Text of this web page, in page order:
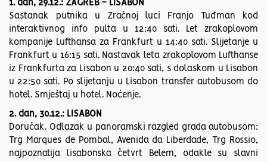
1. dan, 29.12.: ZAGREB - LISABON
Sastanak putnika u Zračnoj luci Franjo Tuđman kod
interaktivnog info pulta u 12:40 sati. Let zrakoplovom
kompanije Lufthansa za Frankfurt u 14:40 sati. Slijetanje u
Frankfurt u 16:15 sati. Nastavak leta zrakoplovom Lufthanse
iz Frankfurta za Lisabon u 20:40 sati, s dolaskom u Lisabon
u 22:50 sati. Po slijetanju u Lisabon transfer autobusom do
hotel. Smještaj u hotel. Noćenje.
2. dan, 30.12.: LISABON
Doručak. Odlazak u panoramski razgled grada autobusom:
Trg Marques de Pombal, Avenida da Liberdade, Trg Rossio,
najpoznatija lisabonska četvrt Belem, odakle su slavni